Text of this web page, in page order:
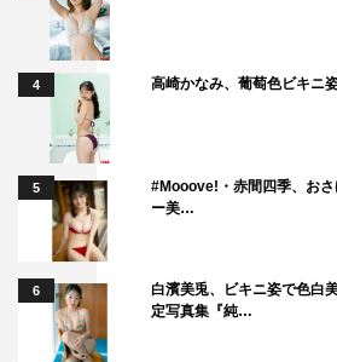
特報
4 高崎かなみ、葡萄色ビキニ
5
#Mooove!・赤間四季、お
ー美…
6
白濱美兎、ビキニ姿で色白
定写真集『純…